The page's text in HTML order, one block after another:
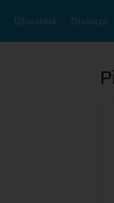
Uživatelé Diskuze